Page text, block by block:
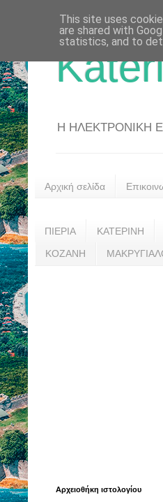
Η ΗΛΕΚΤΡΟΝΙΚΗ
Αρχική σελίδα
ΠΙΕΡΙΑ ΚΑΤΕΡΙΝΗ
ΚΟΖΑΝΗ
Αρχειοθήκη ιστολογίου
This site uses
are shared with
statistics, and to